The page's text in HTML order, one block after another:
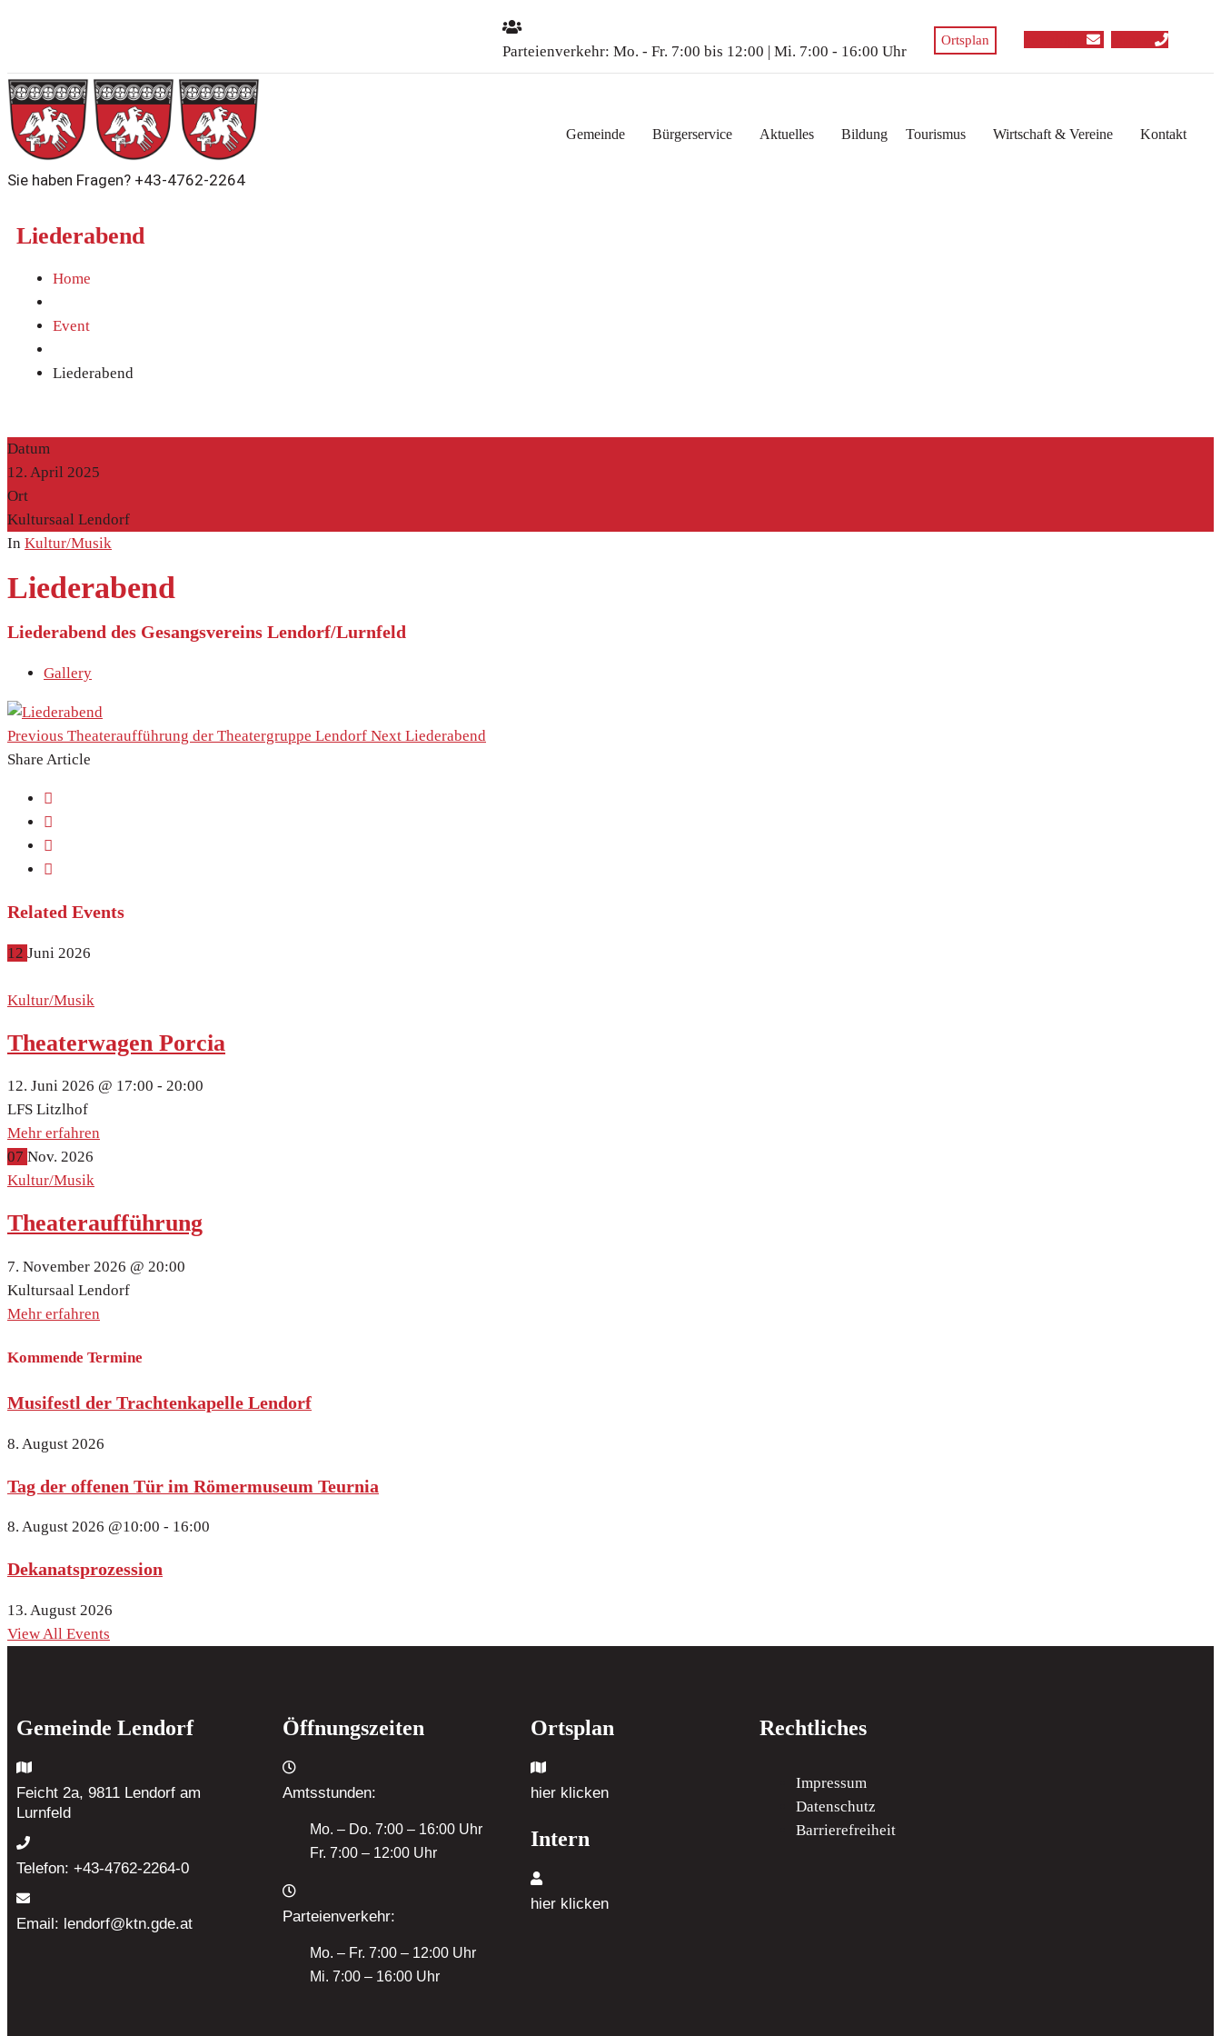
Parteienverkehr: Mo. - Fr. 7:00 bis 12:00 | Mi. 7:00 - 16:00 Uhr
Ortsplan
Sie haben Fragen? +43-4762-2264
Gemeinde Bürgerservice Aktuelles Bildung Tourismus Wirtschaft & Vereine Kontakt
Liederabend
Home
Event
Liederabend
Datum
12. April 2025
Ort
Kultursaal Lendorf
In Kultur/Musik
Liederabend
Liederabend des Gesangsvereins Lendorf/Lurnfeld
Gallery
Previous Theateraufführung der Theatergruppe Lendorf Next Liederabend
Share Article
Related Events
12 Juni 2026
Kultur/Musik
Theaterwagen Porcia
12. Juni 2026 @ 17:00 - 20:00
LFS Litzlhof
Mehr erfahren
07 Nov. 2026
Kultur/Musik
Theateraufführung
7. November 2026 @ 20:00
Kultursaal Lendorf
Mehr erfahren
Kommende Termine
Musifestl der Trachtenkapelle Lendorf
8. August 2026
Tag der offenen Tür im Römermuseum Teurnia
8. August 2026 @10:00 - 16:00
Dekanatsprozession
13. August 2026
View All Events
Gemeinde Lendorf
Feicht 2a, 9811 Lendorf am
Lurnfeld
Telefon: +43-4762-2264-0
Email: lendorf@ktn.gde.at
Öffnungszeiten
Amtsstunden:
Mo. – Do. 7:00 – 16:00 Uhr
Fr. 7:00 – 12:00 Uhr
Parteienverkehr:
Mo. – Fr. 7:00 – 12:00 Uhr
Mi. 7:00 – 16:00 Uhr
Ortsplan
hier klicken
Intern
hier klicken
Rechtliches
Impressum
Datenschutz
Barrierefreiheit